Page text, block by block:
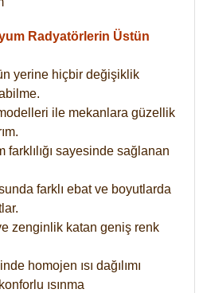
Radyatörlerin Üstün
yerine hiçbir değişiklik
ile mekanlara güzellik
farklılığı sayesinde sağlanan
farklı ebat ve boyutlarda
zenginlik katan geniş renk
homojen ısı dağılımı
ısınma